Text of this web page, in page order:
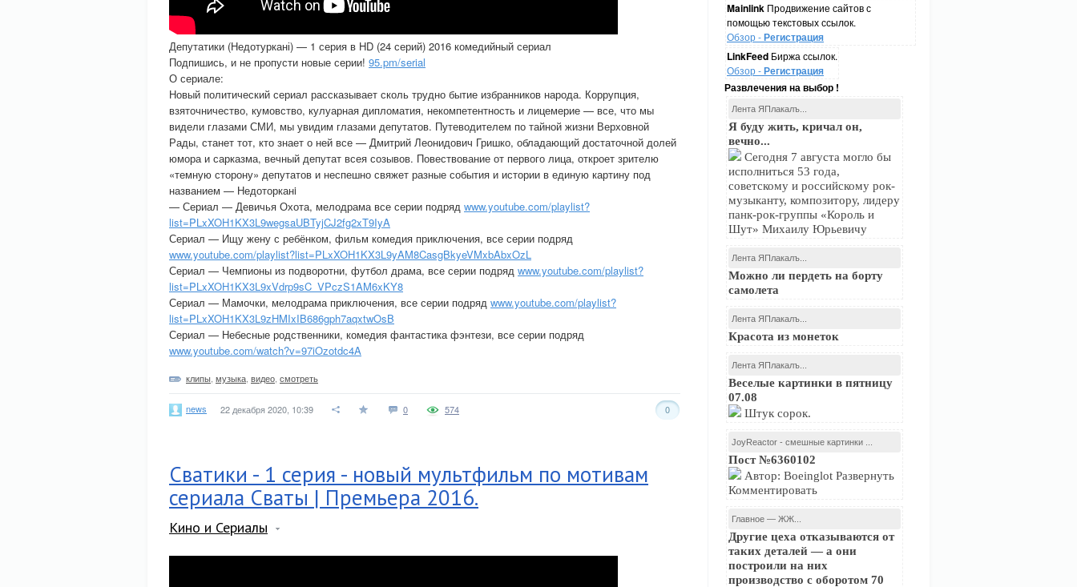
Mainlink Продвижение сайтов с
помощью текстовых ссылок.
Обзор -Регистрация
LinkFeed Биржа ссылок.
Обзор -Регистрация
Развлечения на выбор !
Лента ЯПлакалъ...
Я буду жить, кричал он,
вечно...
Сегодня 7 августа могло бы
исполниться 53 года,
советскому и российскому рок-
музыканту, композитору, лидеру
панк-рок-группы «Король и
Шут» Михаилу Юрьевичу
Лента ЯПлакалъ...
Можно ли пердеть на борту
самолета
Лента ЯПлакалъ...
Красота из монеток
Лента ЯПлакалъ...
Веселые картинки в пятницу
07.08
Штук сорок.
JoyReactor - смешные картинки ...
Пост №6360102
Автор: Boeinglot Развернуть
Комментировать
Главное — ЖЖ...
Другие цеха отказываются от
таких деталей — а они
построили на них
производство с оборотом 70
Депутатики (Недотуркані) — 1 серия в HD (24 серий) 2016 комедийный сериал
Подпишись, и не пропусти новые серии! 95.pm/serial
О сериале:
Новый политический сериал рассказывает сколь трудно бытие избранников народа. Коррупция,
взяточничество, кумовство, кулуарная дипломатия, некомпетентность и лицемерие — все, что мы
видели глазами СМИ, мы увидим глазами депутатов. Путеводителем по тайной жизни Верховной
Рады, станет тот, кто знает о ней все — Дмитрий Леонидович Гришко, обладающий достаточной долей
юмора и сарказма, вечный депутат всея созывов. Повествование от первого лица, откроет зрителю
«темную сторону» депутатов и неспешно свяжет разные события и истории в единую картину под
названием — Недоторканi
— Сериал — Девичья Охота, мелодрама все серии подряд www.youtube.com/playlist?
list=PLxXOH1KX3L9wegsaUBTyjCJ2fg2xT9IyA
Сериал — Ищу жену с ребёнком, фильм комедия приключения, все серии подряд
www.youtube.com/playlist?list=PLxXOH1KX3L9yAM8CasgBkyeVMxbAbxOzL
Сериал — Чемпионы из подворотни, футбол драма, все серии подряд www.youtube.com/playlist?
list=PLxXOH1KX3L9xVdrp9sC_VPczS1AM6xKY8
Сериал — Мамочки, мелодрама приключения, все серии подряд www.youtube.com/playlist?
list=PLxXOH1KX3L9zHMIxIB686gph7aqxtwOsB
Сериал — Небесные родственники, комедия фантастика фэнтези, все серии подряд
www.youtube.com/watch?v=97iOzotdc4A
клипы музыка видео смотреть
news 22 декабря 2020, 10:39 0 0
574
Сватики - 1 серия - новый мультфильм по мотивам
сериала Сваты | Премьера 2016.
Кино и Сериалы